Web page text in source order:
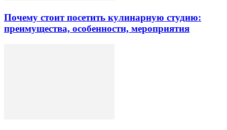
Почему стоит посетить кулинарную студию:
преимущества, особенности, мероприятия